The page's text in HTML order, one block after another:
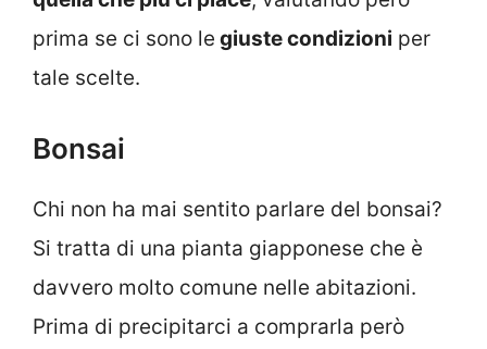
prima se ci sono le giuste condizioni per
tale scelte.
Bonsai
Chi non ha mai sentito parlare del bonsai?
Si tratta di una pianta giapponese che è
davvero molto comune nelle abitazioni.
Prima di precipitarci a comprarla però